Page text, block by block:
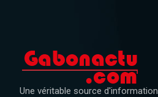
Une véritable source d'information